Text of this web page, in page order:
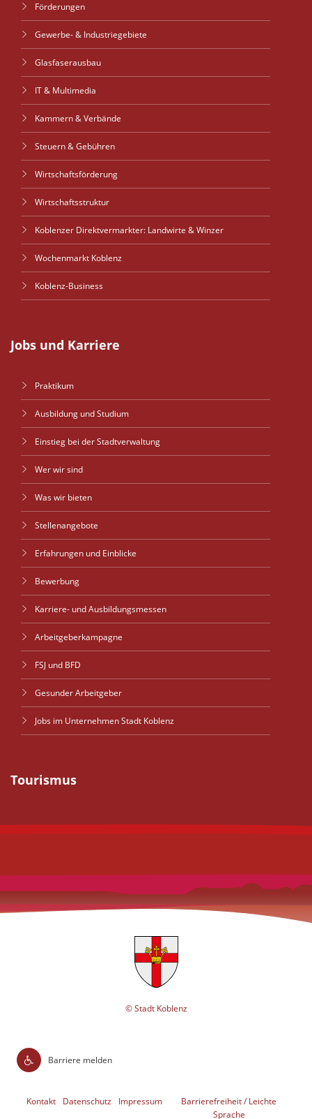
Förderungen
Gewerbe- & Industriegebiete
Glasfaserausbau
IT & Multimedia
Kammern & Verbände
Steuern & Gebühren
Wirtschaftsförderung
Wirtschaftsstruktur
Koblenzer Direktvermarkter: Landwirte & Winzer
Wochenmarkt Koblenz
Koblenz-Business
Jobs und Karriere
Praktikum
Ausbildung und Studium
Einstieg bei der Stadtverwaltung
Wer wir sind
Was wir bieten
Stellenangebote
Erfahrungen und Einblicke
Bewerbung
Karriere- und Ausbildungsmessen
Arbeitgeberkampagne
FSJ und BFD
Gesunder Arbeitgeber
Jobs im Unternehmen Stadt Koblenz
Tourismus
© Stadt Koblenz
Barriere melden
Kontakt Datenschutz Impressum
Barrierefreiheit / Leichte
Sprache